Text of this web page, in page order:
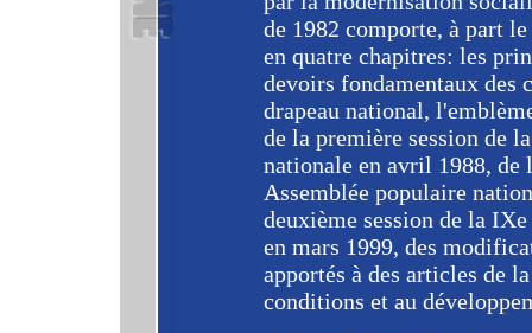
de 1982 comporte, à part
en quatre chapitres: les
devoirs fondamentaux des
drapeau national,
de la première session de
nationale en avril 1988, de
Assemblée populaire
deuxième session de la
en mars 1999, des
apportés à des articles de
conditions et au